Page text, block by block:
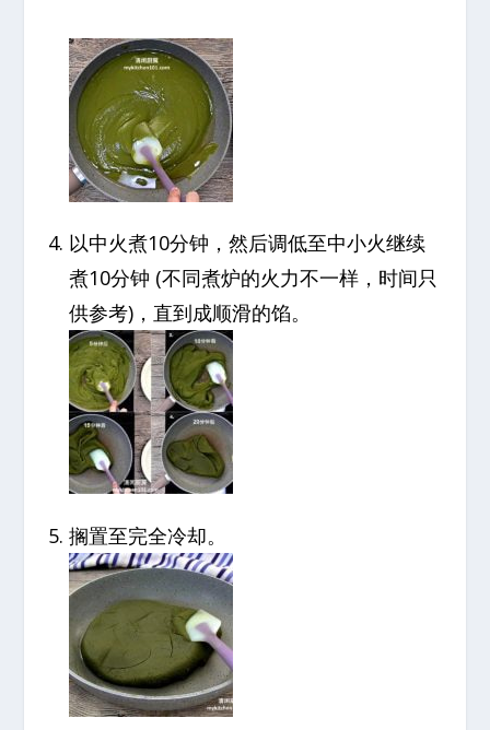
以中火煮10分钟，然后调低至中小火继续
煮10分钟 (不同煮炉的火力不一样，时间只
供参考)，直到成顺滑的馅。
搁置至完全冷却。